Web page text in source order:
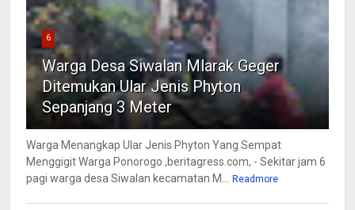
6
Warga Desa Siwalan Mlarak Geger
Ditemukan Ular Jenis Phyton
Sepanjang 3 Meter
Warga Menangkap Ular Jenis Phyton Yang Sempat
Menggigit Warga Ponorogo ,beritagress.com, - Sekitar jam 6
pagi warga desa Siwalan kecamatan M...
Readmore